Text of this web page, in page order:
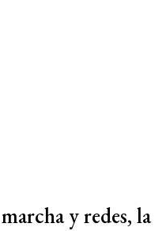
y redes, la